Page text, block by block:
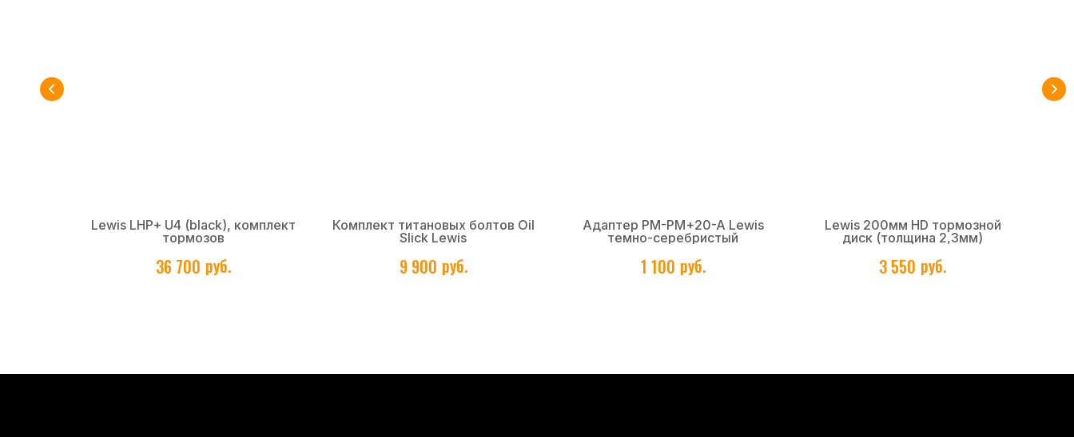
Lewis LHP+ U4 (black), комплект
тормозов
36 700 руб.
Комплект титановых болтов Oil
Slick Lewis
9 900 руб.
Адаптер PM-PM+20-A Lewis
темно-серебристый
1 100 руб.
Lewis 200мм HD тормозной
диск (толщина 2,3мм)
3 550 руб.